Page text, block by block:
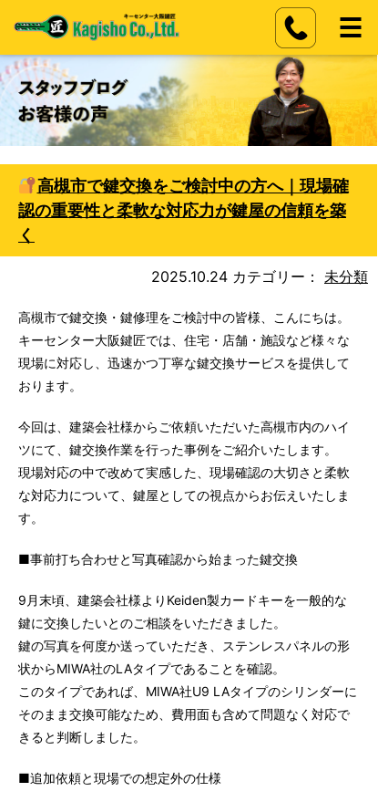
高槻市で鍵交換をご検討中の方へ｜現場確
認の重要性と柔軟な対応力が鍵屋の信頼を築
く
2025.10.24 カテゴリー： 未分類
高槻市で鍵交換・鍵修理をご検討中の皆様、こんにちは。
キーセンター大阪鍵匠では、住宅・店舗・施設など様々な
現場に対応し、迅速かつ丁寧な鍵交換サービスを提供して
おります。
今回は、建築会社様からご依頼いただいた高槻市内のハイ
ツにて、鍵交換作業を行った事例をご紹介いたします。
現場対応の中で改めて実感した、現場確認の大切さと柔軟
な対応力について、鍵屋としての視点からお伝えいたしま
す。
■事前打ち合わせと写真確認から始まった鍵交換
9月末頃、建築会社様よりKeiden製カードキーを一般的な
鍵に交換したいとのご相談をいただきました。
鍵の写真を何度か送っていただき、ステンレスパネルの形
状からMIWA社のLAタイプであることを確認。
このタイプであれば、MIWA社U9 LAタイプのシリンダーに
そのまま交換可能なため、費用面も含めて問題なく対応で
きると判断しました。
■追加依頼と現場での想定外の仕様